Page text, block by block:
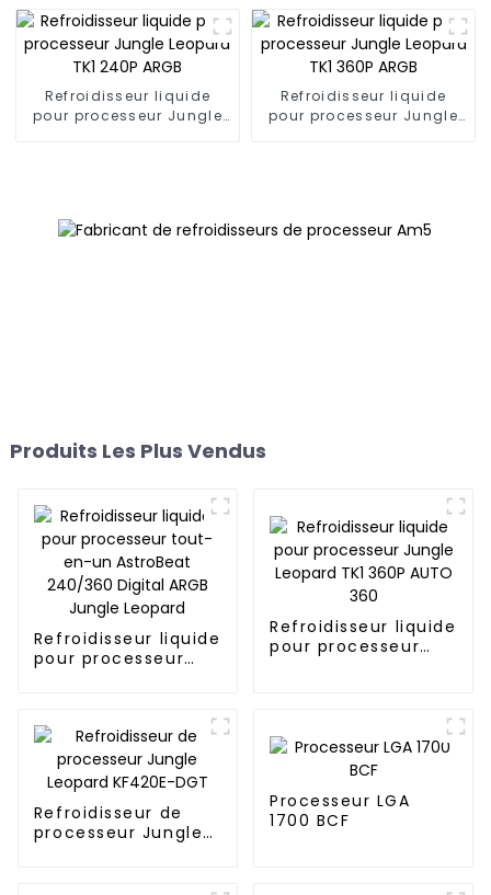
ARGB 4
Refroidisseur liquide
pour processeur Jungle
Refroidisseur liquide
pour processeur Jungle
Produits Les Plus Vendus
Refroidisseur liquide
pour processeur
Digital ARGB Jungle
Leopard
Refroidisseur liquide
pour processeur
Refroidisseur de
processeur Jungle
Processeur LGA
1700 BCF